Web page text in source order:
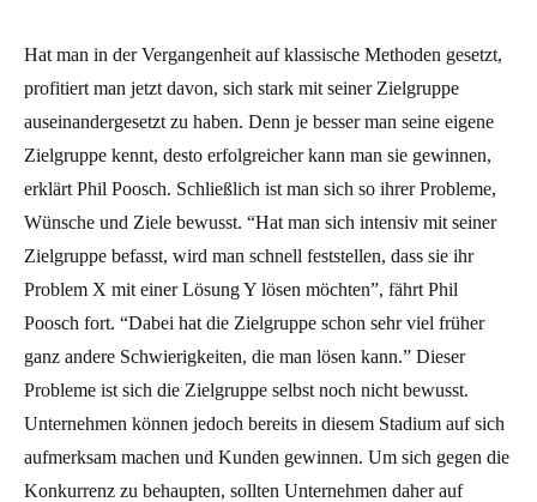
Hat man in der Vergangenheit auf klassische Methoden gesetzt,
profitiert man jetzt davon, sich stark mit seiner Zielgruppe
auseinandergesetzt zu haben. Denn je besser man seine eigene
Zielgruppe kennt, desto erfolgreicher kann man sie gewinnen,
erklärt Phil Poosch. Schließlich ist man sich so ihrer Probleme,
Wünsche und Ziele bewusst. “Hat man sich intensiv mit seiner
Zielgruppe befasst, wird man schnell feststellen, dass sie ihr
Problem X mit einer Lösung Y lösen möchten”, fährt Phil
Poosch fort. “Dabei hat die Zielgruppe schon sehr viel früher
ganz andere Schwierigkeiten, die man lösen kann.” Dieser
Probleme ist sich die Zielgruppe selbst noch nicht bewusst.
Unternehmen können jedoch bereits in diesem Stadium auf sich
aufmerksam machen und Kunden gewinnen. Um sich gegen die
Konkurrenz zu behaupten, sollten Unternehmen daher auf